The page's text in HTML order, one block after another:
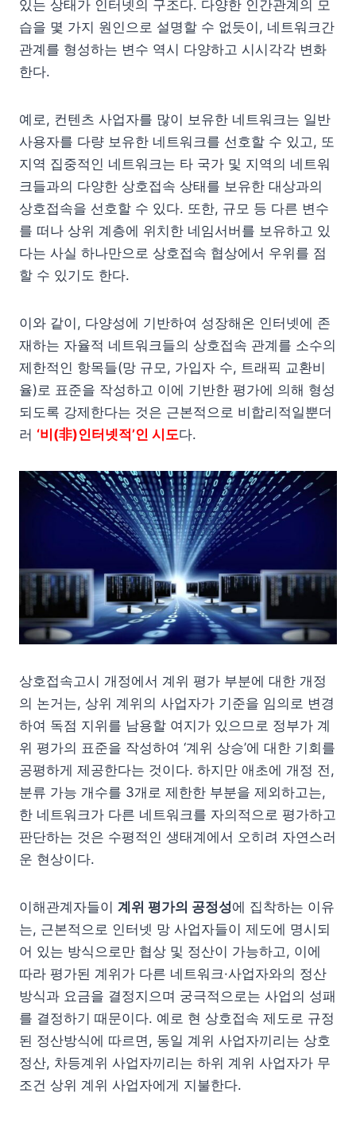
있는 상태가 인터넷의 구조다. 다양한 인간관계의 모
습을 몇 가지 원인으로 설명할 수 없듯이, 네트워크간
관계를 형성하는 변수 역시 다양하고 시시각각 변화
한다.
예로, 컨텐츠 사업자를 많이 보유한 네트워크는 일반
사용자를 다량 보유한 네트워크를 선호할 수 있고, 또
지역 집중적인 네트워크는 타 국가 및 지역의 네트워
크들과의 다양한 상호접속 상태를 보유한 대상과의
상호접속을 선호할 수 있다. 또한, 규모 등 다른 변수
를 떠나 상위 계층에 위치한 네임서버를 보유하고 있
다는 사실 하나만으로 상호접속 협상에서 우위를 점
할 수 있기도 한다.
이와 같이, 다양성에 기반하여 성장해온 인터넷에 존
재하는 자율적 네트워크들의 상호접속 관계를 소수의
제한적인 항목들(망 규모, 가입자 수, 트래픽 교환비
율)로 표준을 작성하고 이에 기반한 평가에 의해 형성
되도록 강제한다는 것은 근본적으로 비합리적일뿐더
러 ‘비(非)인터넷적’인 시도다.
상호접속고시 개정에서 계위 평가 부분에 대한 개정
의 논거는, 상위 계위의 사업자가 기준을 임의로 변경
하여 독점 지위를 남용할 여지가 있으므로 정부가 계
위 평가의 표준을 작성하여 ‘계위 상승’에 대한 기회를
공평하게 제공한다는 것이다. 하지만 애초에 개정 전,
분류 가능 개수를 3개로 제한한 부분을 제외하고는,
한 네트워크가 다른 네트워크를 자의적으로 평가하고
판단하는 것은 수평적인 생태계에서 오히려 자연스러
운 현상이다.
이해관계자들이 계위 평가의 공정성에 집착하는 이유
는, 근본적으로 인터넷 망 사업자들이 제도에 명시되
어 있는 방식으로만 협상 및 정산이 가능하고, 이에
따라 평가된 계위가 다른 네트워크·사업자와의 정산
방식과 요금을 결정지으며 궁극적으로는 사업의 성패
를 결정하기 때문이다. 예로 현 상호접속 제도로 규정
된 정산방식에 따르면, 동일 계위 사업자끼리는 상호
정산, 차등계위 사업자끼리는 하위 계위 사업자가 무
조건 상위 계위 사업자에게 지불한다.